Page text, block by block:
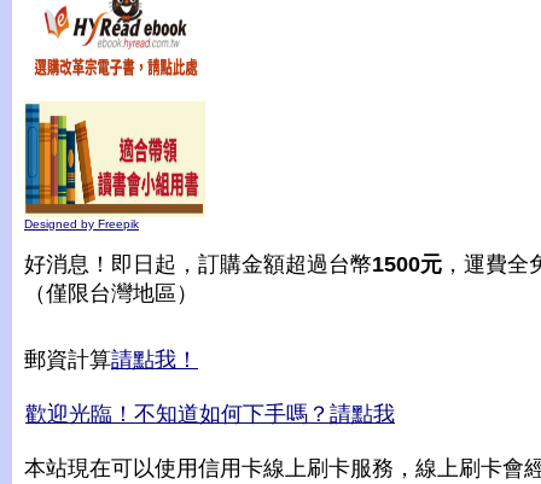
Designed by Freepik
好消息！即日起，訂購金額超過台幣1500元 ，運費全
（僅限台灣地區）
郵資計算請點我！
歡迎光臨！不知道如何下手嗎？請點我
本站現在可以使用信用卡線上刷卡服務，線上刷卡會